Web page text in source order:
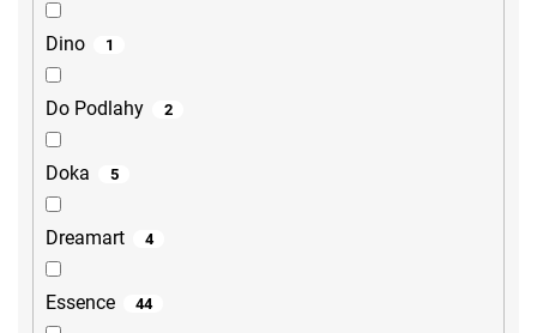
Dino 1
Do Podlahy 2
Doka 5
Dreamart 4
Essence 44